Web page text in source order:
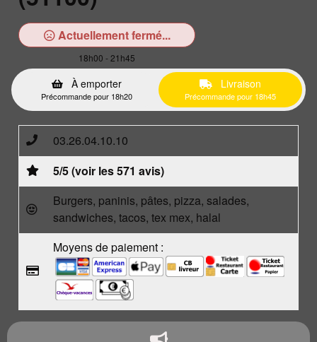
Actuellement fermé...
18h00 - 21h45
À emporter
Précommande pour 18h20
Livraison
Précommande pour 18h45
03.26.04.10.10
5/5 (voir les 571 avis)
Burgers, paninis, pâtes, pizza, salades,
sandwiches, tacos, tex mex, halal
Moyens de paiement :